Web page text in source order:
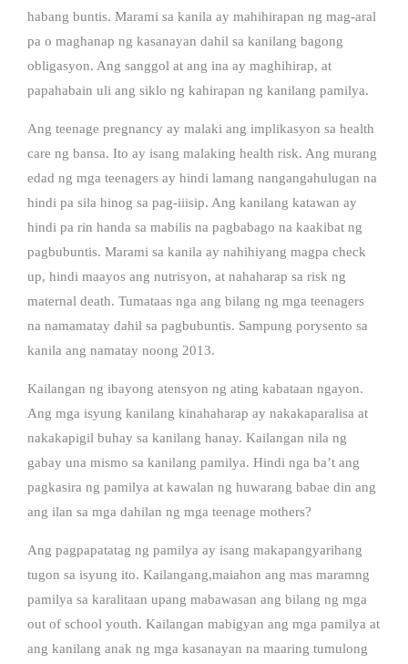
habang buntis. Marami sa kanila ay mahihirapan ng mag-aral
pa o maghanap ng kasanayan dahil sa kanilang bagong
obligasyon. Ang sanggol at ang ina ay maghihirap, at
papahabain uli ang siklo ng kahirapan ng kanilang pamilya.
Ang teenage pregnancy ay malaki ang implikasyon sa health
care ng bansa. Ito ay isang malaking health risk. Ang murang
edad ng mga teenagers ay hindi lamang nangangahulugan na
hindi pa sila hinog sa pag-iiisip. Ang kanilang katawan ay
hindi pa rin handa sa mabilis na pagbabago na kaakibat ng
pagbubuntis. Marami sa kanila ay nahihiyang magpa check
up, hindi maayos ang nutrisyon, at nahaharap sa risk ng
maternal death. Tumataas nga ang bilang ng mga teenagers
na namamatay dahil sa pagbubuntis. Sampung porysento sa
kanila ang namatay noong 2013.
Kailangan ng ibayong atensyon ng ating kabataan ngayon.
Ang mga isyung kanilang kinahaharap ay nakakaparalisa at
nakakapigil buhay sa kanilang hanay. Kailangan nila ng
gabay una mismo sa kanilang pamilya. Hindi nga ba’t ang
pagkasira ng pamilya at kawalan ng huwarang babae din ang
ang ilan sa mga dahilan ng mga teenage mothers?
Ang pagpapatatag ng pamilya ay isang makapangyarihang
tugon sa isyung ito. Kailangang,maiahon ang mas maramng
pamilya sa karalitaan upang mabawasan ang bilang ng mga
out of school youth. Kailangan mabigyan ang mga pamilya at
ang kanilang anak ng mga kasanayan na maaring tumulong